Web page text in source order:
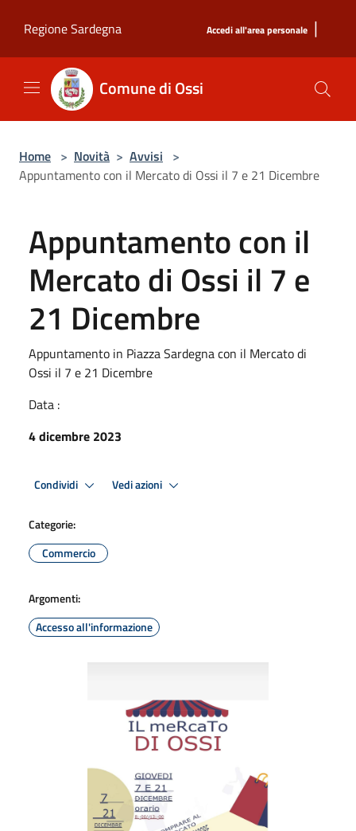
Regione Sardegna
Accedi all'area personale |
Comune di Ossi
Home > Novità > Avvisi >
Appuntamento con il Mercato di Ossi il 7 e 21 Dicembre
Appuntamento con il
Mercato di Ossi il 7 e
21 Dicembre
Appuntamento in Piazza Sardegna con il Mercato di
Ossi il 7 e 21 Dicembre
Data :
4 dicembre 2023
Condividi Vedi azioni
Categorie:
Commercio
Argomenti:
Accesso all'informazione